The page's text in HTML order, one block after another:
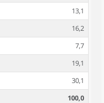
13,1
16,2
7,7
19,1
30,1
100,0